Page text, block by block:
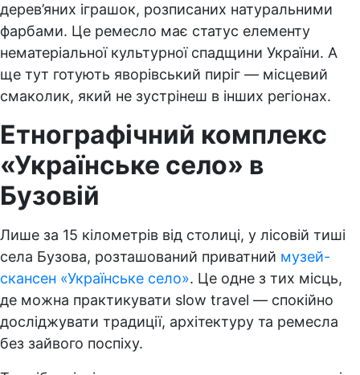
дерев’яних іграшок, розписаних натуральними
фарбами. Це ремесло має статус елементу
нематеріальної культурної спадщини України. А
ще тут готують яворівський пиріг — місцевий
смаколик, який не зустрінеш в інших регіонах.
Етнографічний комплекс
«Українське село» в
Бузовій
Лише за 15 кілометрів від столиці, у лісовій тиші
села Бузова, розташований приватний музей-
скансен «Українське село». Це одне з тих місць,
де можна практикувати slow travel — спокійно
досліджувати традиції, архітектуру та ремесла
без зайвого поспіху.